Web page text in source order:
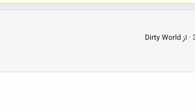
· از Dirty World